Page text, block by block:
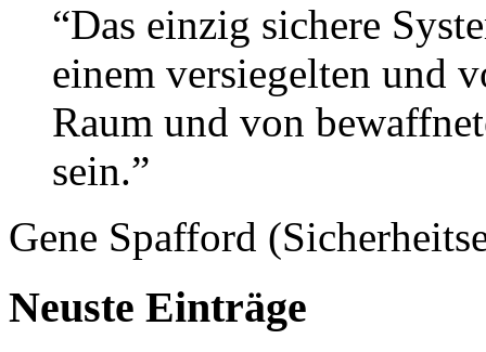
“Das einzig sichere
einem versiegelten und
Raum und von
sein.”
Gene Spafford
Neuste Einträge